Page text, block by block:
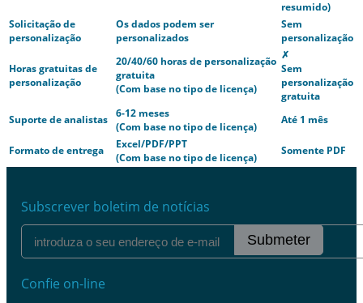
resumido)
Solicitação de
personalização
Os dados podem ser
personalizados
Sem
personalização
Horas gratuitas de
personalização
20/40/60 horas de personalização
gratuita
(Com base no tipo de licença)
✗
Sem
personalização
gratuita
Suporte de analistas 6-12 meses
(Com base no tipo de licença)
Até 1 mês
Formato de entrega
Excel/PDF/PPT
(Com base no tipo de licença)
Somente PDF
Subscrever boletim de notícias
Submeter
Confie on-line